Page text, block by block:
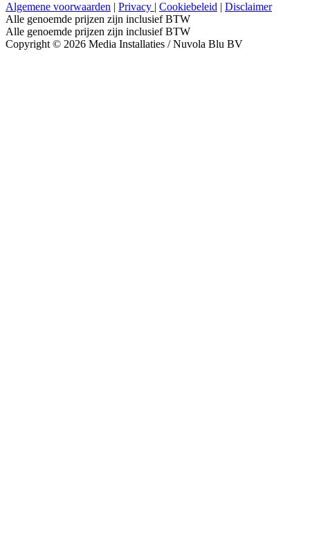
Algemene voorwaarden | Privacy | Cookiebeleid | Disclaimer
Alle genoemde prijzen zijn inclusief BTW
Alle genoemde prijzen zijn inclusief BTW
Copyright © 2026 Media Installaties / Nuvola Blu BV